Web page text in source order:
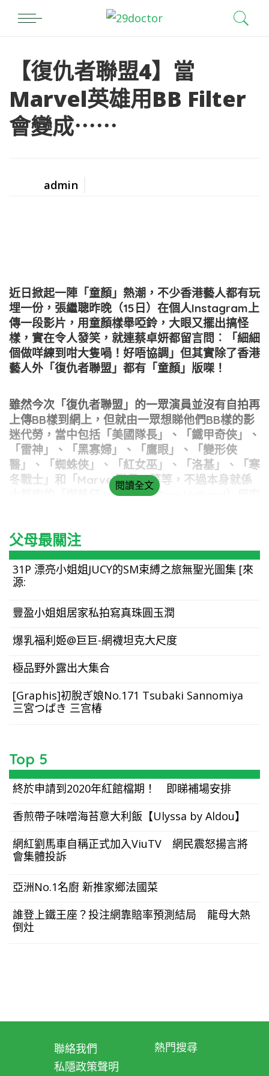
【復仇者聯盟4】當
Marvel英雄用BB Filter
會變成⋯⋯
admin
近日掀起一陣「童顏」熱潮，不少香港藝人都有玩
埋一份，張繼聰昨晚（15日）在個人Instagram上
傳一段影片，用童顏樣舉啞鈴，大眼又擺出搞怪
樣，實在令人發笑，就連蔡卓妍都留言問︰「細細
個做咩練到咁大隻喎！好唔協調」但其實除了香港
藝人外「復仇者聯盟」都有「童顏」版㗎！
雖然今次「復仇者聯盟」的一眾演員並沒有自拍再
上傳BB樣到網上，但就由一眾想睇他們BB樣的影
迷代勞，當中包括「美國隊長」、「鐵甲奇俠」、
「雷神」、「黑寡婦」、「鷹眼」、「變形俠
醫」、「蜘蛛俠」、「紅女巫」、「洛基」、「寒
冬戰士」和「Marvel隊長」等等，不過本身就係
小鮮肉的「蜘蛛仔」湯荷蘭（Tom Holland）用完
美國隊長雖然變成小朋友，但都遮掩不了他的正義
點擊睇《復仇者聯盟》變Young Avengers
閱讀全文
父母最關注
31P 漂亮小姐姐JUCY的SM束縛之旅無聖光圖集 [來
源:
豐盈小姐姐居家私拍寫真珠圓玉潤
爆乳福利姬@巨巨-網襪坦克大尺度
極品野外露出大集合
[Graphis]初脫ぎ娘No.171 Tsubaki Sannomiya
三宮つばき 三宫椿
Top 5
終於申請到2020年紅館檔期！ 即睇補場安排
香煎帶子味噌海苔意大利飯【Ulyssa by Aldou】
網紅劉馬車自稱正式加入ViuTV 網民震怒揚言將
會集體投訴
亞洲No.1名廚 新推家鄉法國菜
誰登上鐵王座？投注網靠賠率預測結局 龍母大熱
倒灶
聯絡我們
私隱政策聲明
熱門搜尋